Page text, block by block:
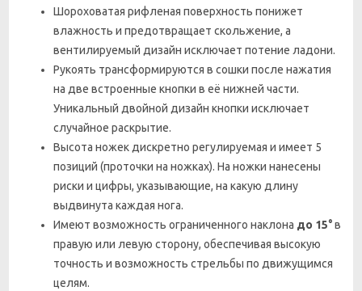
Шороховатая рифленая поверхность понижет
влажность и предотвращает скольжение, а
вентилируемый дизайн исключает потение ладони.
Рукоять трансформируются в сошки после нажатия
на две встроенные кнопки в её нижней части.
Уникальный двойной дизайн кнопки исключает
случайное раскрытие.
Высота ножек дискретно регулируемая и имеет 5
позиций (проточки на ножках). На ножки нанесены
риски и цифры, указывающие, на какую длину
выдвинута каждая нога.
Имеют возможность ограниченного наклона до 15°в
правую или левую сторону, обеспечивая высокую
точность и возможность стрельбы по движущимся
целям.